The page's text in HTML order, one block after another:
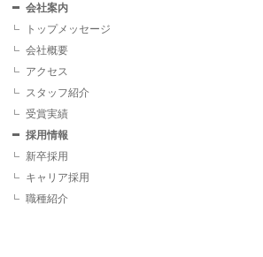
会社案内
トップメッセージ
会社概要
アクセス
スタッフ紹介
受賞実績
採用情報
新卒採用
キャリア採用
職種紹介